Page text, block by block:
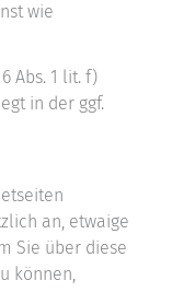
wie
Abs. 1 lit. f)
in der ggf.
an, etwaige
Sie über diese
können,